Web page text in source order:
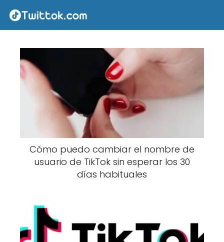
Cómo puedo cambiar el nombre de
usuario de TikTok sin esperar los 30
días habituales